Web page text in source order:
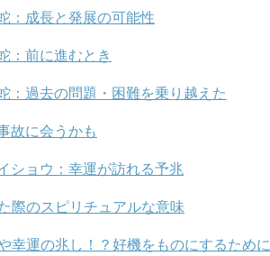
：成長と発展の可能性
：前に進むとき
：過去の問題・困難を乗り越えた
故に会うかも
ショウ：幸運が訪れる予兆
際のスピリチュアルな意味
幸運の兆し！？好機をものにするために